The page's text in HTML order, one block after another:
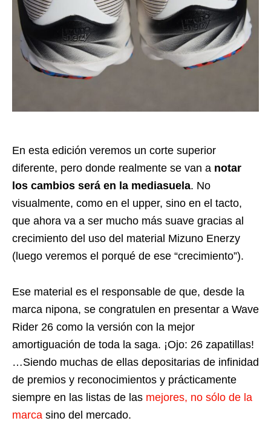
En esta edición veremos un corte superior
diferente, pero donde realmente se van a notar
los cambios será en la mediasuela. No
visualmente, como en el upper, sino en el tacto,
que ahora va a ser mucho más suave gracias al
crecimiento del uso del material Mizuno Enerzy
(luego veremos el porqué de ese “crecimiento”).
Ese material es el responsable de que, desde la
marca nipona, se congratulen en presentar a Wave
Rider 26 como la versión con la mejor
amortiguación de toda la saga. ¡Ojo: 26 zapatillas!
…Siendo muchas de ellas depositarias de infinidad
de premios y reconocimientos y prácticamente
siempre en las listas de las mejores, no sólo de la
marca sino del mercado.